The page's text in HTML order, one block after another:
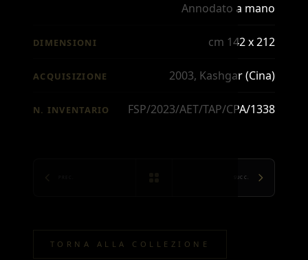
Annodato a mano
DIMENSIONI cm 142 x 212
ACQUISIZIONE 2003, Kashgar (Cina)
N. INVENTARIO FSP/2023/AET/TAP/CPA/1338
SUCC.
TORNA ALLA COLLEZIONE